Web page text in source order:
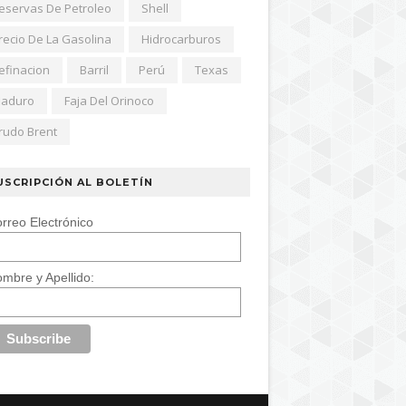
De Petroleo
Shell
De La Gasolina
Hidrocarburos
Barril Perú
Texas
Faja Del Orinoco
Brent
AL BOLETÍN
Electrónico
y Apellido: